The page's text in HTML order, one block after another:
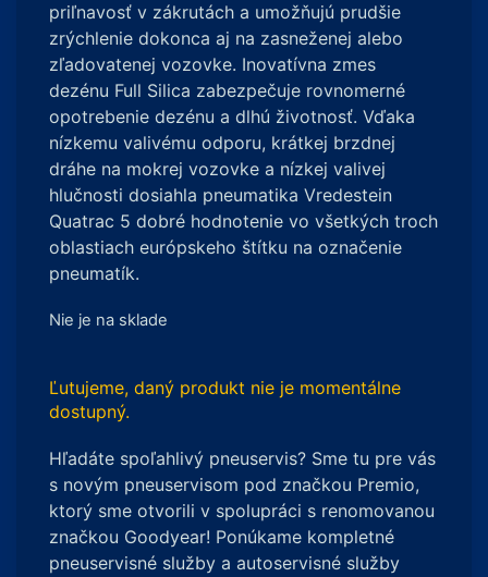
priľnavosť v zákrutách a umožňujú prudšie
zrýchlenie dokonca aj na zasneženej alebo
zľadovatenej vozovke. Inovatívna zmes
dezénu Full Silica zabezpečuje rovnomerné
opotrebenie dezénu a dlhú životnosť. Vďaka
nízkemu valivému odporu, krátkej brzdnej
dráhe na mokrej vozovke a nízkej valivej
hlučnosti dosiahla pneumatika Vredestein
Quatrac 5 dobré hodnotenie vo všetkých troch
oblastiach európskeho štítku na označenie
pneumatík.
Nie je na sklade
Ľutujeme, daný produkt nie je momentálne
dostupný.
Hľadáte spoľahlivý pneuservis? Sme tu pre vás
s novým pneuservisom pod značkou Premio,
ktorý sme otvorili v spolupráci s renomovanou
značkou Goodyear! Ponúkame kompletné
pneuservisné služby a autoservisné služby